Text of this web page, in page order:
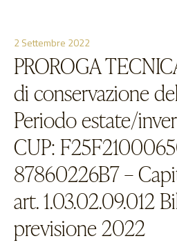
2 Settembre 2022
PROROGA
di conservazione
Periodo estate/
CUP:
87860226B7 –
art. 1.03.02.09.012
previsione 2022